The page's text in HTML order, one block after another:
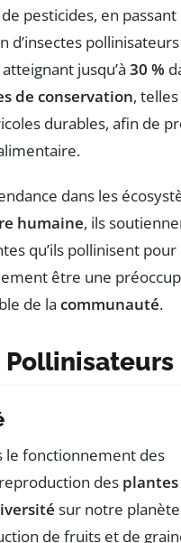
pesticides, en passant
jusqu’à 30 %
de conservation,
durables, afin de
dans les
humaine, ils
qu’ils pollinisent
être une
de la communauté.
Pollinisateurs
le fonctionnement des
des
sur notre
de fruits et de